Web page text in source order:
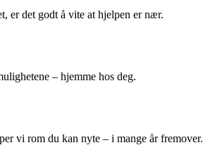
er det godt å vite at hjelpen er nær.
– hjemme hos deg.
vi rom du kan nyte – i mange år fremover.